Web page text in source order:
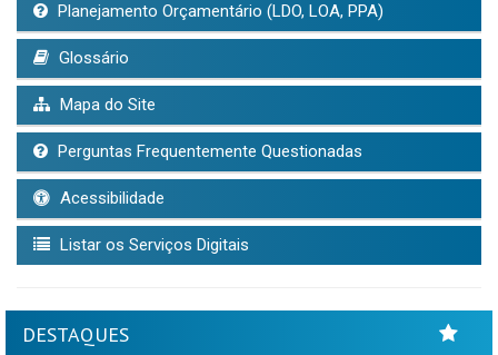
Planejamento Orçamentário (LDO, LOA, PPA)
Glossário
Mapa do Site
Perguntas Frequentemente Questionadas
Acessibilidade
Listar os Serviços Digitais
DESTAQUES